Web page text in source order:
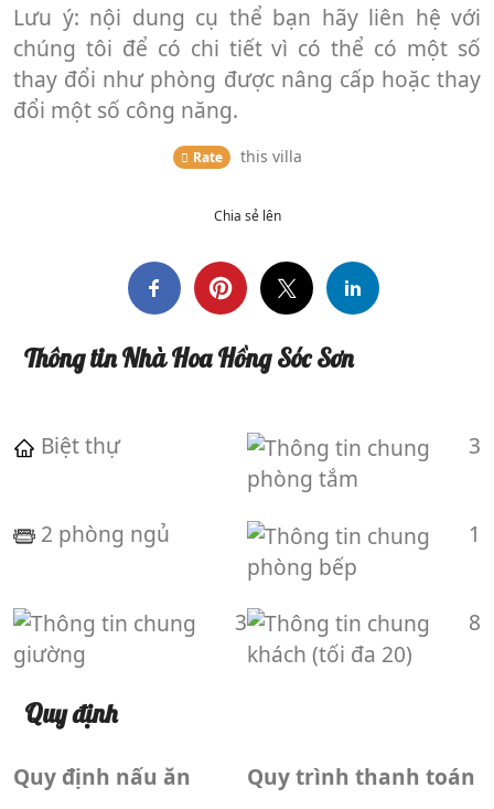
Lưu ý: nội dung cụ thể bạn hãy liên hệ với
chúng tôi để có chi tiết vì có thể có một số
thay đổi như phòng được nâng cấp hoặc thay
đổi một số công năng.
Rate this villa
Chia sẻ lên
Thông tin Nhà Hoa Hồng Sóc Sơn
Biệt thự
3
phòng tắm
2 phòng ngủ
1
phòng bếp
3
giường
8
khách (tối đa 20)
Quy định
Quy định nấu ăn
Quy trình thanh toán